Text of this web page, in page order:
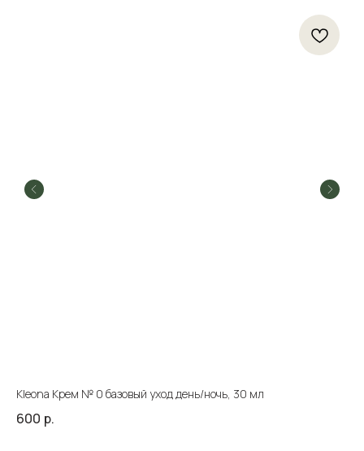
Кleona Крем № 0 базовый уход день/ночь, 30 мл
600 р.